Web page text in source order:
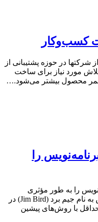
کسب‌وکار
در حوزه پشتیبانی از
مورد نیاز برای ساخت
محصول بیشتر می‌شود.…
را
را به طور مؤثری
اندازه‌گیری کرد؟ یک وبلاگنویس به نام جیم برد (Jim Bird) در
با روش‌های پیشین